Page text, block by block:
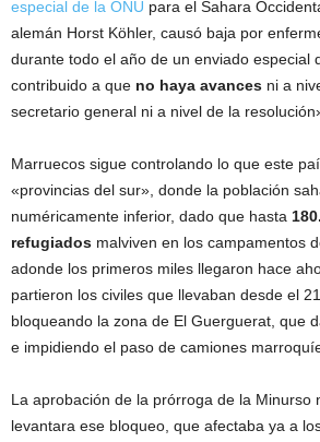
especial de la ONU para el Sahara
alemán Horst Köhler, causó baja por
durante todo el año de un enviado especial
contribuido a que no haya avances ni a
secretario general ni a nivel de la
Marruecos sigue controlando lo que este
«provincias del sur», donde la población
numéricamente inferior, dado que hasta
refugiados malviven en los campamentos
adonde los primeros miles llegaron hace
partieron los civiles que llevaban desde el
bloqueando la zona de El Guerguerat, que
e impidiendo el paso de camiones
La aprobación de la prórroga de la Minurso
levantara ese bloqueo, que afectaba ya a